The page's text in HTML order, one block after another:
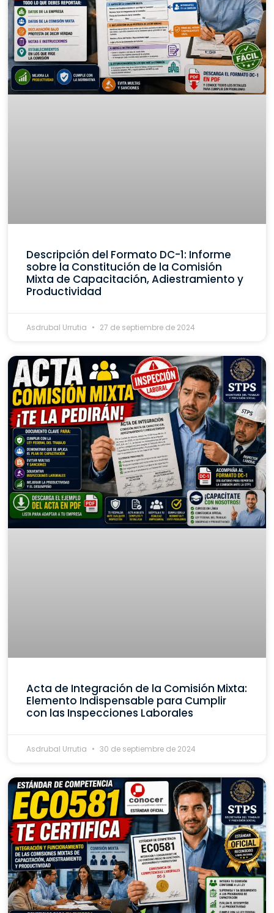
Descripción del Formato DC-1: Informe
sobre la Constitución de la Comisión
Mixta de Capacitación, Adiestramiento y
Productividad
Asdrubal Urrutia 27 de septiembre de 2024
Acta de Integración de la Comisión Mixta:
Elemento Indispensable para Cumplir
con las Inspecciones Laborales
Asdrubal Urrutia 30 de septiembre de 2024